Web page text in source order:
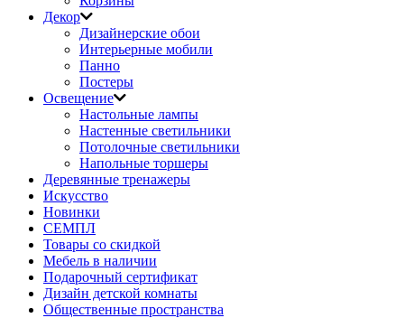
Декор
Дизайнерские обои
Интерьерные мобили
Панно
Постеры
Освещение
Настольные лампы
Настенные светильники
Потолочные светильники
Напольные торшеры
Деревянные тренажеры
Искусство
Новинки
СЕМПЛ
Товары со скидкой
Мебель в наличии
Подарочный сертификат
Дизайн детской комнаты
Общественные пространства